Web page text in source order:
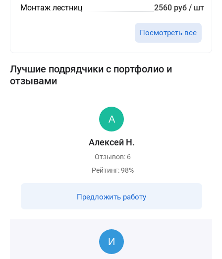
Монтаж лестниц
2560 руб / шт
Посмотреть все
Лучшие подрядчики с портфолио и
отзывами
Алексей Н.
Отзывов: 6
Рейтинг: 98%
Предложить работу